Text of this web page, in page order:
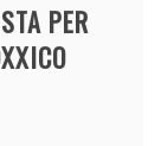
PER